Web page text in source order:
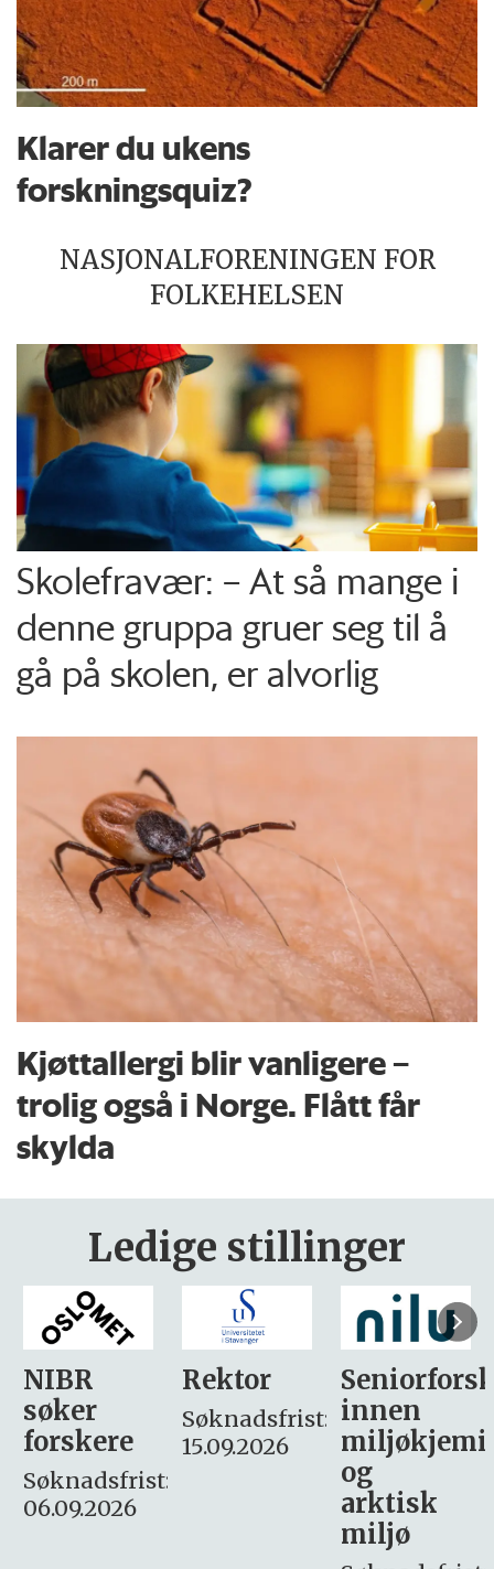
Klarer du ukens
forskningsquiz?
NASJONALFORENINGEN FOR
FOLKEHELSEN
Skolefravær: – At så mange i
denne gruppa gruer seg til å
gå på skolen, er alvorlig
Kjøttallergi blir vanligere –
trolig også i Norge. Flått får
skylda
Ledige stillinger
Rektor
Søknadsfrist:
15.09.2026
Seniorforsker
innen
miljøkjemi
søker
– fast
Søknadsfrist:
16. august.